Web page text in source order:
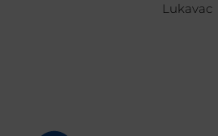
Lukavac